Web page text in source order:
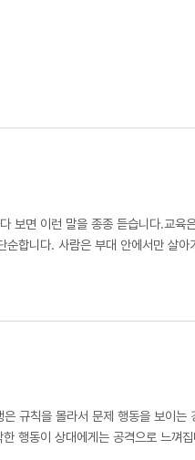
보면 이런 말을 종종 듣습니다.교육
합니다. 사람은 부대 안에서만 살아
성교육과 행복한 가정의 연결입니다
규칙을 몰라서 문제 행동을 보이는
행동이 상대에게는 공격으로 느껴